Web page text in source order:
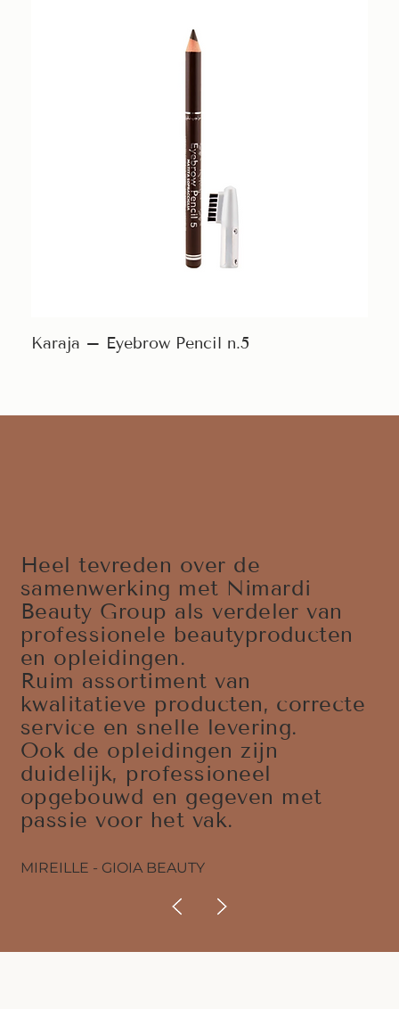
Karaja – Eyebrow Pencil n.5
Heel tevreden over de
samenwerking met Nimardi
Beauty Group als verdeler van
professionele beautyproducten
en opleidingen.
Ruim assortiment van
kwalitatieve producten, correcte
service en snelle levering.
Ook de opleidingen zijn
duidelijk, professioneel
opgebouwd en gegeven met
passie voor het vak.
MIREILLE - GIOIA BEAUTY